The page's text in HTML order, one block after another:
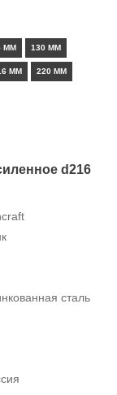
ММ 130 ММ
ММ 220 ММ
d216
сталь